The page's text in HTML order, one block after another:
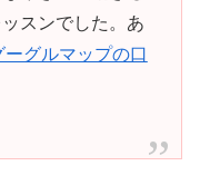
スンでした。あ
ーグルマップの口